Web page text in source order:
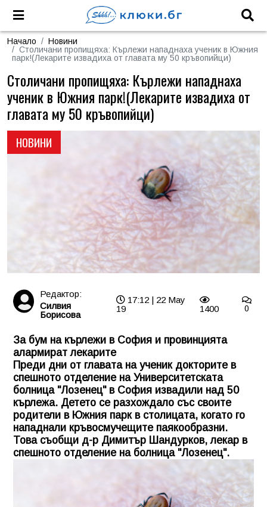
Начало
Новини
Столичани пропищяха: Кърлежи нападнаха ученик в Южния
парк!(Лекарите извадиха от главата му 50 кръвопийци)
НОВИНИ
Столичани пропищяха: Кърлежи нападнаха
ученик в Южния парк!(Лекарите извадиха от
главата му 50 кръвопийци)
Редактор:
Силвия
Борисова
17:12 | 22 May
19
1400 0
За бум на кърлежи в София и провинцията
алармират лекарите
Преди дни от главата на ученик докторите в
спешното отделение на Университетската
болница "Лозенец" в София извадили над 50
кърлежа. Детето се разхождало със своите
родители в Южния парк в столицата, когато го
нападнали кръвосмучещите паякообразни.
Това съобщи д-р Димитър Шандурков, лекар в
спешното отделение на болница "Лозенец".